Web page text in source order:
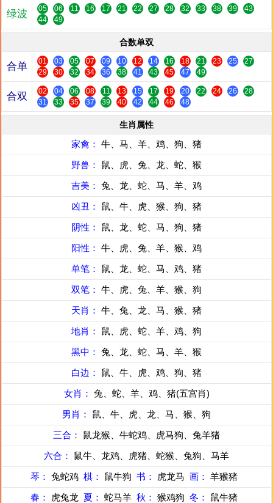
绿波 05 06 11 16 17 21 22 27 28 32 33 38 39
43
44
49
合数单双
合单 01 03 05 07 09 10 12 14 16 18 21 23 25
27
29
30 32 34 36 38 41 43 45 47 49
合双 02 04 06 08 11 13 15 17 19 20 22 24 26
28
31
33 35 37 39 40 42 44 46 48
生肖属性
家禽： 牛、马、羊、鸡、狗、猪
野兽： 鼠、虎、兔、龙、蛇、猴
吉美： 兔、龙、蛇、马、羊、鸡
凶丑： 鼠、牛、虎、猴、狗、猪
阴性： 鼠、龙、蛇、马、狗、猪
阳性： 牛、虎、兔、羊、猴、鸡
单笔： 鼠、龙、蛇、马、鸡、猪
双笔： 牛、虎、兔、羊、猴、狗
天肖： 牛、兔、龙、马、猴、猪
地肖： 鼠、虎、蛇、羊、鸡、狗
黑中： 兔、龙、蛇、马、羊、猴
白边： 鼠、牛、虎、鸡、狗、猪
女肖： 兔、蛇、羊、鸡、猪(五宫肖)
男肖： 鼠、牛、虎、龙、马、猴、狗
三合： 鼠龙猴、牛蛇鸡、虎马狗、兔羊猪
六合： 鼠牛、龙鸡、虎猪、蛇猴、兔狗、马羊
琴： 兔蛇鸡 棋： 鼠牛狗 书： 虎龙马 画： 羊猴猪
春：
虎兔龙 夏： 蛇马羊 秋： 猴鸡狗 冬： 鼠牛猪